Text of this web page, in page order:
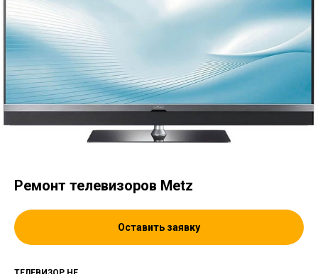
Ремонт телевизоров Metz
Оставить заявку